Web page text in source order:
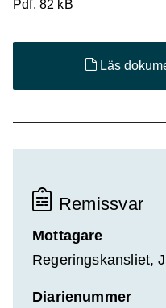
Pdf, 82 kB
Läs
Remissvar
Mottagare
Regeringskansliet,
Diarienummer